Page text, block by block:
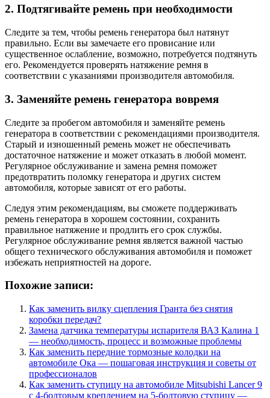
2. Подтягивайте ремень при необходимости
Следите за тем, чтобы ремень генератора был натянут
правильно. Если вы замечаете его провисание или
существенное ослабление, возможно, потребуется подтянуть
его. Рекомендуется проверять натяжение ремня в
соответствии с указаниями производителя автомобиля.
3. Заменяйте ремень генератора вовремя
Следите за пробегом автомобиля и заменяйте ремень
генератора в соответствии с рекомендациями производителя.
Старый и изношенный ремень может не обеспечивать
достаточное натяжение и может отказать в любой момент.
Регулярное обслуживание и замена ремня поможет
предотвратить поломку генератора и других систем
автомобиля, которые зависят от его работы.
Следуя этим рекомендациям, вы сможете поддерживать
ремень генератора в хорошем состоянии, сохранить
правильное натяжение и продлить его срок службы.
Регулярное обслуживание ремня является важной частью
общего технического обслуживания автомобиля и поможет
избежать неприятностей на дороге.
Похожие записи:
Как заменить вилку сцепления Гранта без снятия
коробки передач?
Замена датчика температуры испарителя ВАЗ Калина 1
— необходимость, процесс и возможные проблемы
Как заменить передние тормозные колодки на
автомобиле Ока — пошаговая инструкция и советы от
профессионалов
Как заменить ступицу на автомобиле Mitsubishi Lancer 9
с 4-болтовым креплением на 5-болтовую ступицу —